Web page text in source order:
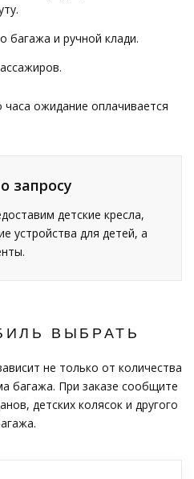
багажа и ручной клади.
ожидание оплачивается
запросу
детские кресла,
устройства для детей, а
ВЫБРАТЬ
не только от количества
багажа. При заказе сообщите
детских колясок и другого